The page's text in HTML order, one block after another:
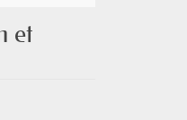
et